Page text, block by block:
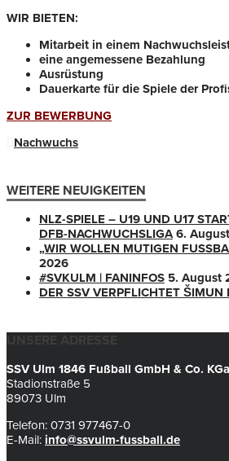
WIR BIETEN:
Mitarbeit in einem
eine angemessene Bezahlung
Ausrüstung
Dauerkarte für die Spiele der
ZUR BEWERBUNG
Nachwuchs
WEITERE NEUIGKEITEN
NLZ-SPIELE – U19 UND U17
DFB-NACHWUCHSLIGA 6.
„WIR WOLLEN MUTIGEN
2026
#SVKULM | FANINFOS 5. August
DER SSV VERPFLICHTET ŠIMUN
UNSERE ADRESSE
SSV Ulm 1846 Fußball GmbH & Co.
Stadionstraße 5
89073 Ulm
Telefon: 0731 977467-0
E-Mail: info@ssvulm-fussball.de